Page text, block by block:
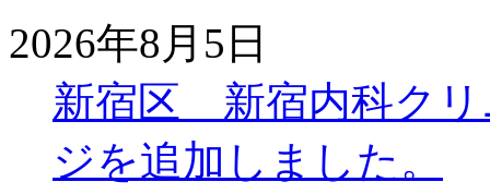
2026年8月5日
新宿区 新宿内科クリ
ジを追加しました。